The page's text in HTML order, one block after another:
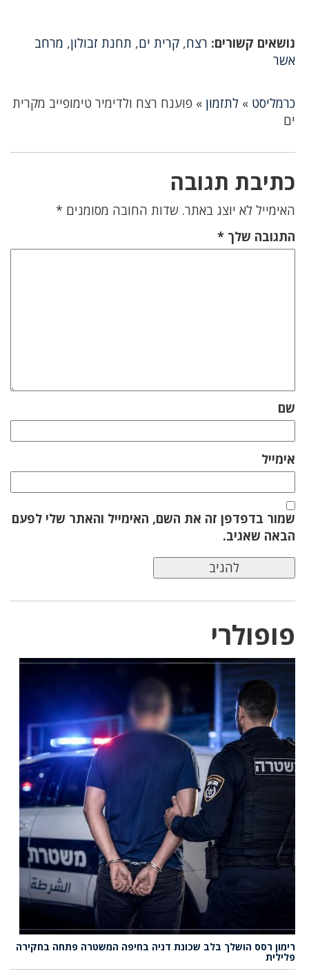
נושאים קשורים: רצח, קרית ים, תחנת זבולון, מרחב
אשר
כרמליסט » לתזמון » פוענח רצח ולדימיר טימופייב מקרית
ים
כתיבת תגובה
האימייל לא יוצג באתר. שדות החובה מסומנים *
התגובה שלך *
שם
אימייל
שמור בדפדפן זה את השם, האימייל והאתר שלי לפעם
הבאה שאגיב.
פופולרי
רימון רסס הושלך בלב שכונת דניה בחיפה המשטרה פתחה בחקירה
פלילית